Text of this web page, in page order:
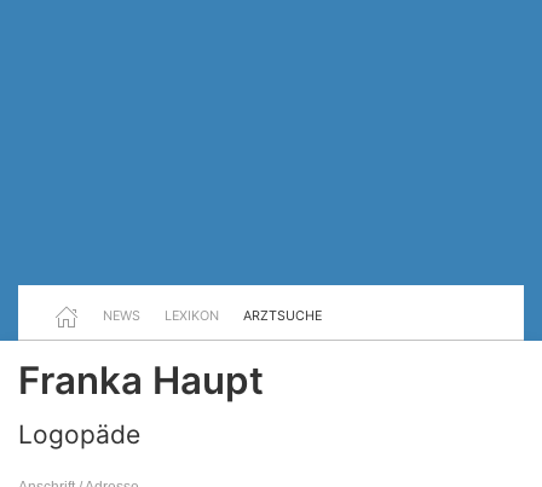
NEWS LEXIKON ARZTSUCHE
Franka Haupt
Logopäde